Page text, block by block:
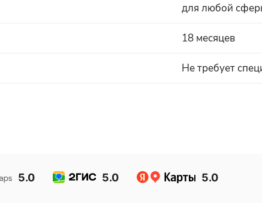
для любой
18 месяцев
Не требует
5.0 5.0 5.0